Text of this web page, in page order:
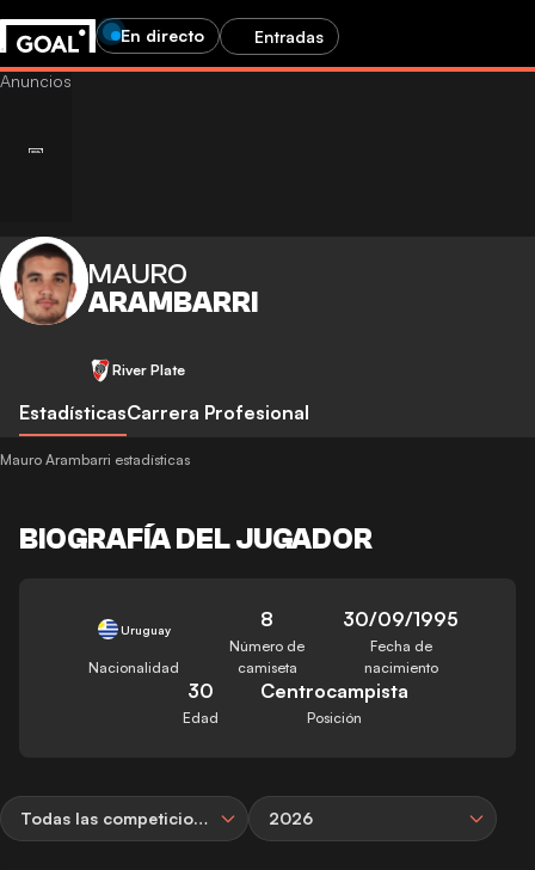
En directo Entradas
MAURO
ARAMBARRI
River Plate
EstadísticasCarrera Profesional
Mauro Arambarri estadísticas
BIOGRAFÍA DEL JUGADOR
Uruguay
Nacionalidad
8
Número de
camiseta
30/09/1995
Fecha de
nacimiento
30
Edad
Centrocampista
Posición
Todas las competiciones 2026